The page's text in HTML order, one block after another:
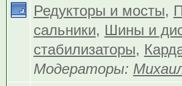
Редукторы и мосты,
сальники, Шины и
стабилизаторы,
Модераторы: